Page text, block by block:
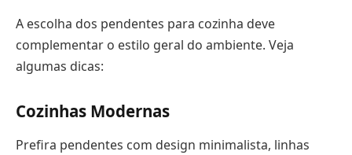
A escolha dos pendentes para cozinha deve
complementar o estilo geral do ambiente. Veja
algumas dicas:
Cozinhas Modernas
Prefira pendentes com design minimalista, linhas